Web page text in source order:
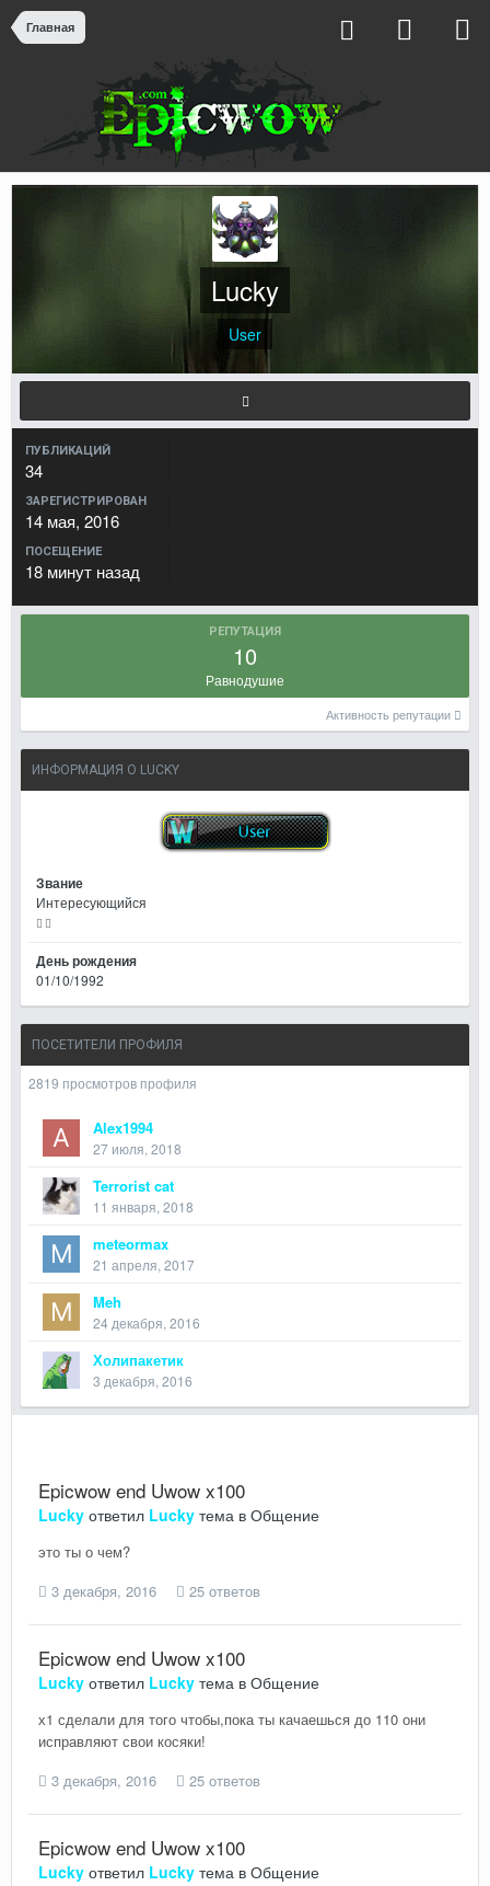
Главная
Lucky
User
ПУБЛИКАЦИЙ
34
ЗАРЕГИСТРИРОВАН
14 мая, 2016
ПОСЕЩЕНИЕ
18 минут назад
РЕПУТАЦИЯ
10
Равнодушие
Активность репутации
ИНФОРМАЦИЯ О LUCKY
Звание
Интересующийся
День рождения
01/10/1992
ПОСЕТИТЕЛИ ПРОФИЛЯ
2819 просмотров профиля
Alex1994
27 июля, 2018
Terrorist cat
11 января, 2018
meteormax
21 апреля, 2017
Meh
24 декабря, 2016
Холипакетик
3 декабря, 2016
Epicwow end Uwow x100
Lucky ответил Lucky тема в Общение
это ты о чем?
3 декабря, 2016
25 ответов
Epicwow end Uwow x100
Lucky ответил Lucky тема в Общение
х1 сделали для того чтобы,пока ты качаешься до 110 они
исправляют свои косяки!
3 декабря, 2016
25 ответов
Epicwow end Uwow x100
Lucky ответил Lucky тема в Общение